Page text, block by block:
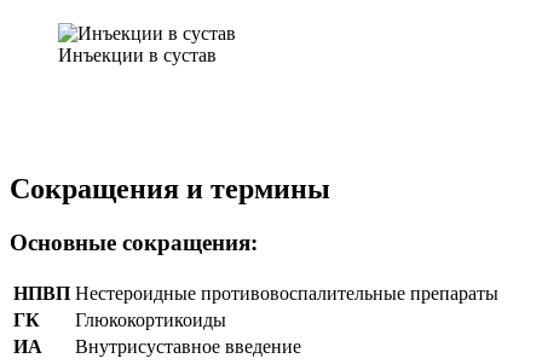
Инъекции в сустав
Сокращения и термины
Основные сокращения:
НПВП Нестероидные противовоспалительные препараты
ГК
Глюкокортикоиды
ИА
Внутрисуставное введение